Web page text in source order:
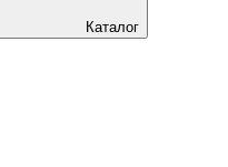
Каталог